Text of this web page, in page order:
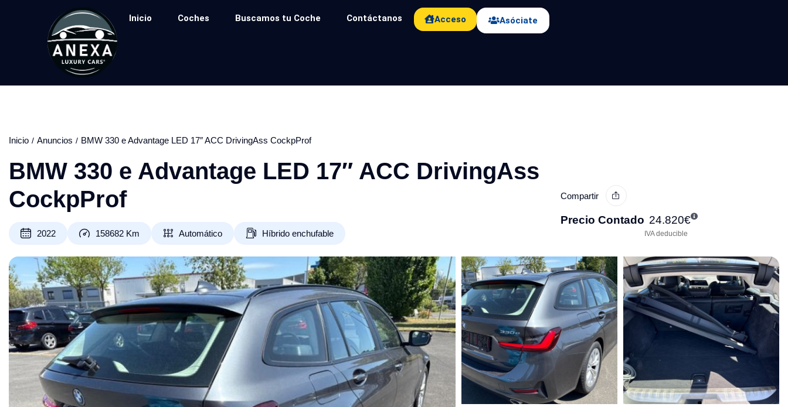
Inicio Coches Buscamos tu Coche Contáctanos Acceso Asóciate
Inicio Anuncios BMW 330 e Advantage LED 17″ ACC DrivingAss CockpProf
BMW 330 e Advantage LED 17″ ACC DrivingAss
CockpProf
2022 158682 Km Automático Híbrido enchufable
Compartir
Precio Contado 24.820€
IVA deducible